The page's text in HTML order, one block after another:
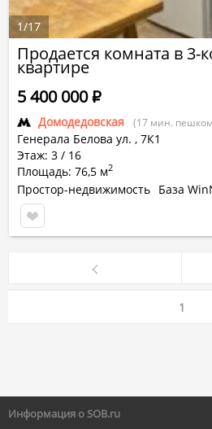
Продается комната в 3-
квартире
Домодедовская (17 мин.
Генерала Белова ул. , 7К1
Этаж: 3 / 16
Площадь: 76,5 м2
5 400 000Р
Простор-недвижимость База
1/17
1
Информация о SOB.ru